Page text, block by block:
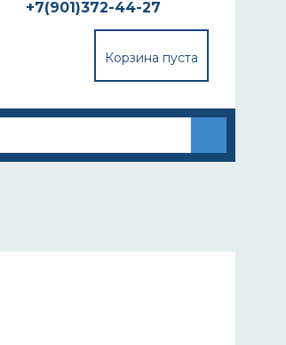
+7(901)372-44-27
Корзина пуста